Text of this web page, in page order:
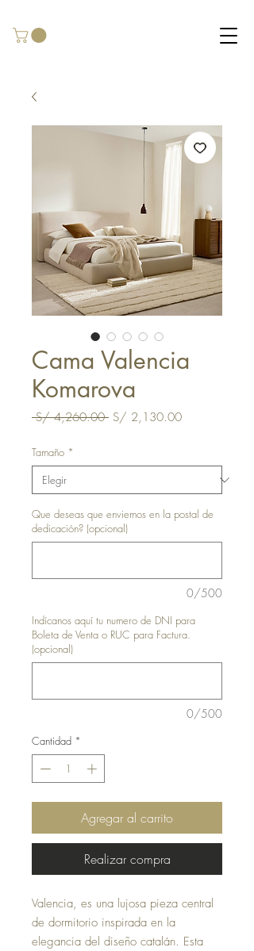
Cama Valencia
Komarova
S/ 4,260.00 Precio
S/ 2,130.00Precio
Tamaño *
Que deseas que enviemos en la postal de
dedicación? (opcional)
0/500
Indícanos aquí tu numero de DNI para
Boleta de Venta o RUC para Factura.
(opcional)
0/500
Cantidad *
Agregar al carrito
Realizar compra
Valencia, es una lujosa pieza central
de dormitorio inspirada en la
elegancia del diseño catalán. Esta